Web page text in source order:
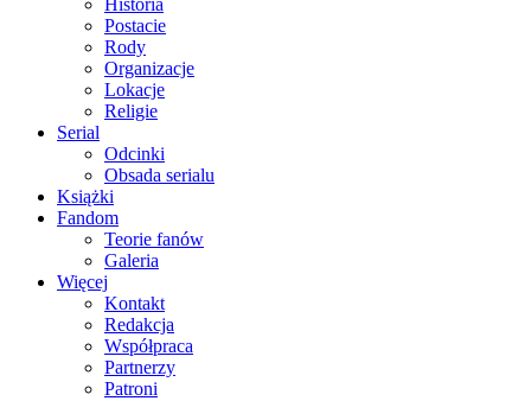
Historia
Postacie
Rody
Organizacje
Lokacje
Religie
Serial
Odcinki
Obsada serialu
Książki
Fandom
Teorie fanów
Galeria
Więcej
Kontakt
Redakcja
Współpraca
Partnerzy
Patroni